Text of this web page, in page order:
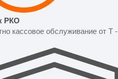
РКО
кассовое обслуживание от T -